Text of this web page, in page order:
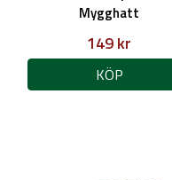
Mygghatt
149 kr
KÖP